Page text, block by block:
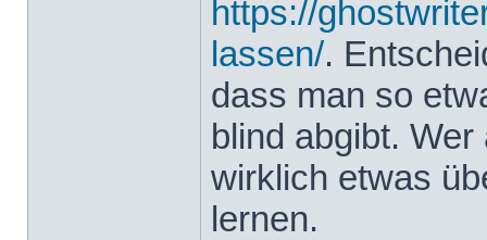
https://
lassen/.
dass man so
blind abgibt.
wirklich etwas
lernen.